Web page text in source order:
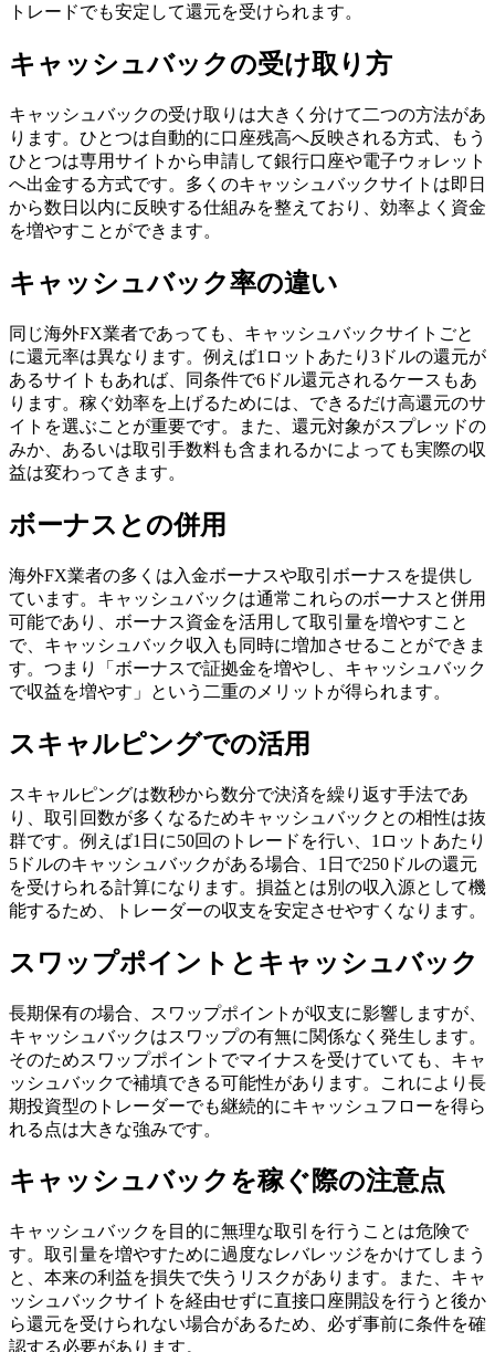
トレードでも安定して還元を受けられます。
キャッシュバックの受け取り方
キャッシュバックの受け取りは大きく分けて二つの方法があ
ります。ひとつは自動的に口座残高へ反映される方式、もう
ひとつは専用サイトから申請して銀行口座や電子ウォレット
へ出金する方式です。多くのキャッシュバックサイトは即日
から数日以内に反映する仕組みを整えており、効率よく資金
を増やすことができます。
キャッシュバック率の違い
同じ海外FX業者であっても、キャッシュバックサイトごと
に還元率は異なります。例えば1ロットあたり3ドルの還元が
あるサイトもあれば、同条件で6ドル還元されるケースもあ
ります。稼ぐ効率を上げるためには、できるだけ高還元のサ
イトを選ぶことが重要です。また、還元対象がスプレッドの
みか、あるいは取引手数料も含まれるかによっても実際の収
益は変わってきます。
ボーナスとの併用
海外FX業者の多くは入金ボーナスや取引ボーナスを提供し
ています。キャッシュバックは通常これらのボーナスと併用
可能であり、ボーナス資金を活用して取引量を増やすこと
で、キャッシュバック収入も同時に増加させることができま
す。つまり「ボーナスで証拠金を増やし、キャッシュバック
で収益を増やす」という二重のメリットが得られます。
スキャルピングでの活用
スキャルピングは数秒から数分で決済を繰り返す手法であ
り、取引回数が多くなるためキャッシュバックとの相性は抜
群です。例えば1日に50回のトレードを行い、1ロットあたり
5ドルのキャッシュバックがある場合、1日で250ドルの還元
を受けられる計算になります。損益とは別の収入源として機
能するため、トレーダーの収支を安定させやすくなります。
スワップポイントとキャッシュバック
長期保有の場合、スワップポイントが収支に影響しますが、
キャッシュバックはスワップの有無に関係なく発生します。
そのためスワップポイントでマイナスを受けていても、キャ
ッシュバックで補填できる可能性があります。これにより長
期投資型のトレーダーでも継続的にキャッシュフローを得ら
れる点は大きな強みです。
キャッシュバックを稼ぐ際の注意点
キャッシュバックを目的に無理な取引を行うことは危険で
す。取引量を増やすために過度なレバレッジをかけてしまう
と、本来の利益を損失で失うリスクがあります。また、キャ
ッシュバックサイトを経由せずに直接口座開設を行うと後か
ら還元を受けられない場合があるため、必ず事前に条件を確
認する必要があります。